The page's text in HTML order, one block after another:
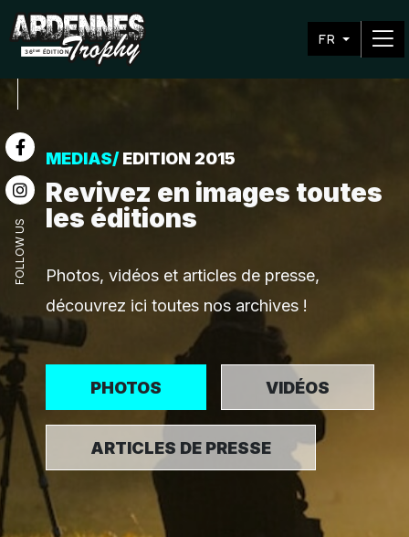
FR
FOLLOW US
MEDIAS/EDITION 2015
Revivez en images toutes
les éditions
Photos, vidéos et articles de presse,
découvrez ici toutes nos archives !
PHOTOS VIDÉOS
ARTICLES DE PRESSE